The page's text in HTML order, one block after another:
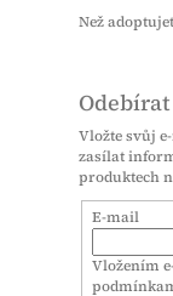
Než
Vložte svůj
zasílat
produktech
E-mail
Vložením